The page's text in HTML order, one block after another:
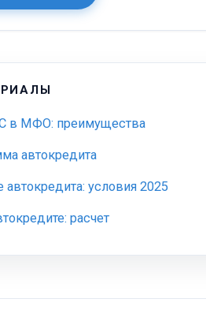
в МФО: преимущества
автокредита
условия 2025
расчет